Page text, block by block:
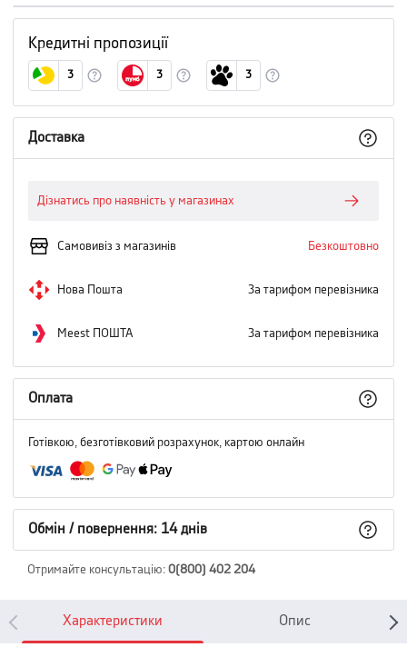
Кредитні пропозиції
3 3 3
Доставка
Дізнатись про наявність у магазинах
Самовивіз з магазинів Безкоштовно
Нова Пошта За тарифом перевізника
Meest ПОШТА За тарифом перевізника
Оплата
Готівкою, безготівковий розрахунок, картою онлайн
Обмін / повернення: 14 днів
Отримайте консультацію: 0(800) 402 204
Характеристики Опис